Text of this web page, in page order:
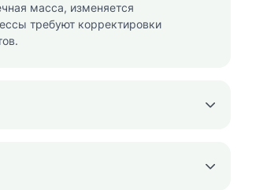
масса, изменяется
требуют корректировки